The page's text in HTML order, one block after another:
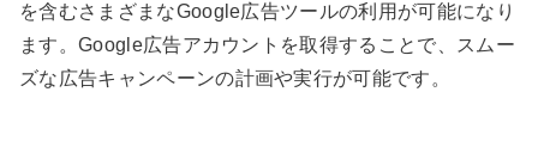
を含むさまざまなGoogle広告ツールの利用が可能になり
ます。Google広告アカウントを取得することで、スムー
ズな広告キャンペーンの計画や実行が可能です。